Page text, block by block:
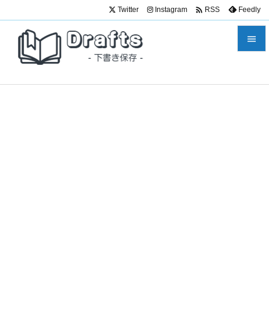

Twitter Instagram  RSS Feedly